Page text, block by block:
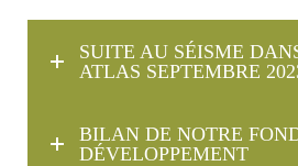
SUITE AU SÉISME
ATLAS SEPTEMBRE
BILAN DE NOTRE
DÉVELOPPEMENT